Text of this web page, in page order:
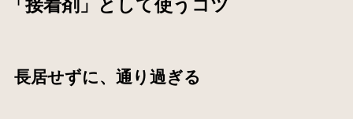
「接着剤」として使うコツ
長居せずに、通り過ぎる